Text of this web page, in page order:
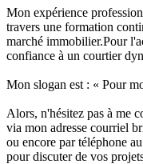
Mon expérience
travers une formation
marché immobilier.Pour
confiance à un courtier
Mon slogan est : « Pour
Alors, n'hésitez pas à me
via mon adresse courriel
ou encore par téléphone
pour discuter de vos